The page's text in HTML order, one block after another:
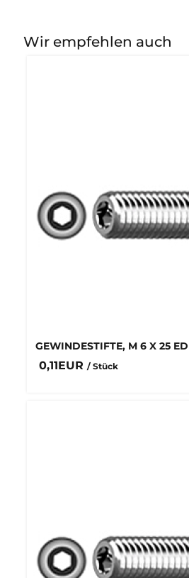
Wir empfehlen auch
GEWINDESTIFTE, M 6 X 25
0,11EUR / Stück